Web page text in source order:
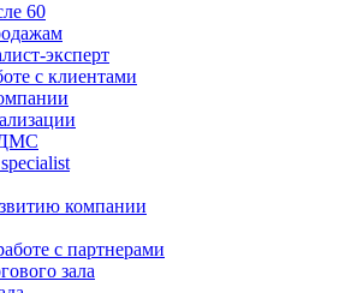
60
эксперт
с клиентами
ДМС
компании
с партнерами
зала